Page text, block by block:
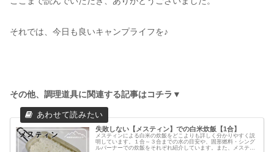
それでは、今日も良いキャンプライフを♪
その他、調理道具に関連する記事はコチラ▼
失敗しない【メスティン】での白米炊飯【1合】
メスティンによる白米の炊飯をどこよりも詳しく分かりやすく説
明しています。１合～３合までの水の目安や、固形燃料・シング
ルバーナーでの炊飯をそれぞれ紹介しています。また、メスティ